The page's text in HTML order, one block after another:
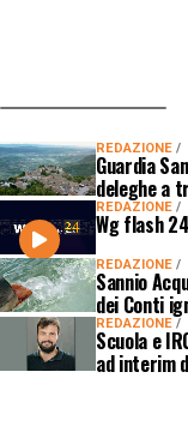
REDAZIONE
Guardia
deleghe a
REDAZIONE
Wg flash
REDAZIONE
Sannio
dei Conti
REDAZIONE
Scuola e
ad interim